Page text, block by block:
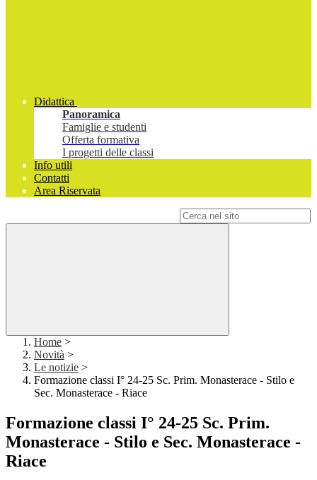
Didattica
Panoramica
Famiglie e studenti
Offerta formativa
I progetti delle classi
Info utili
Contatti
Area Riservata
Home >
Novità >
Le notizie >
Formazione classi I° 24-25 Sc. Prim. Monasterace - Stilo e
Sec. Monasterace - Riace
Formazione classi I° 24-25 Sc. Prim.
Monasterace - Stilo e Sec. Monasterace -
Riace